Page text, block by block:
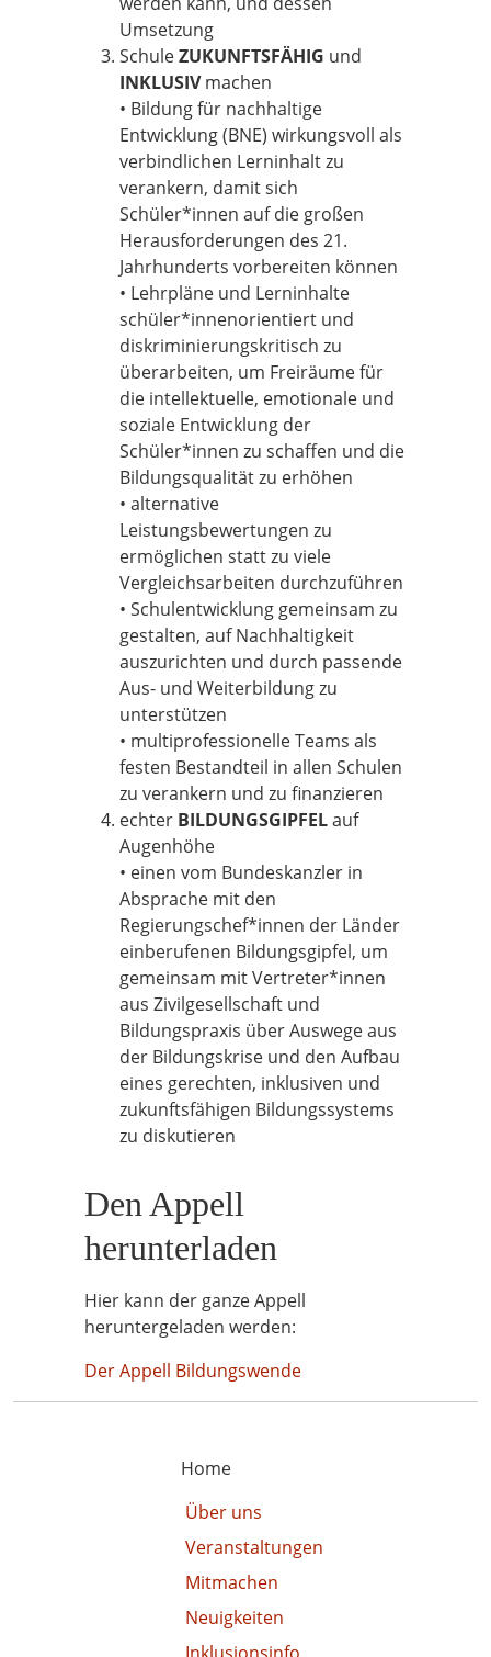
Umsetzung
SchuleZUKUNFTSFÄHIG und
INKLUSIVmachen
• Bildung für nachhaltige
Entwicklung (BNE) wirkungsvoll als
verbindlichen Lerninhalt zu
verankern, damit sich
Schüler*innen auf die großen
Herausforderungen des 21.
Jahrhunderts vorbereiten können
• Lehrpläne und Lerninhalte
schüler*innenorientiert und
diskriminierungskritisch zu
überarbeiten, um Freiräume für
die intellektuelle, emotionale und
soziale Entwicklung der
Schüler*innen zu schaffen und die
Bildungsqualität zu erhöhen
• alternative
Leistungsbewertungen zu
ermöglichen statt zu viele
Vergleichsarbeiten durchzuführen
• Schulentwicklung gemeinsam zu
gestalten, auf Nachhaltigkeit
auszurichten und durch passende
Aus- und Weiterbildung zu
unterstützen
• multiprofessionelle Teams als
festen Bestandteil in allen Schulen
zu verankern und zu finanzieren
echter BILDUNGSGIPFELauf
Augenhöhe
• einen vom Bundeskanzler in
Absprache mit den
Regierungschef*innen der Länder
einberufenen Bildungsgipfel, um
gemeinsam mit Vertreter*innen
aus Zivilgesellschaft und
Bildungspraxis über Auswege aus
der Bildungskrise und den Aufbau
eines gerechten, inklusiven und
zukunftsfähigen Bildungssystems
zu diskutieren
Den Appell
herunterladen
Hier kann der ganze Appell
heruntergeladen werden:
Der Appell Bildungswende
Home
Über uns
Veranstaltungen
Mitmachen
Neuigkeiten